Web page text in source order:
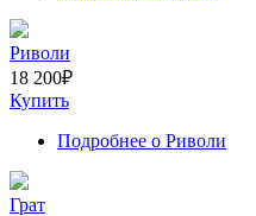
Риволи
18 200₽
Купить
Подробнее о Риволи
Грат